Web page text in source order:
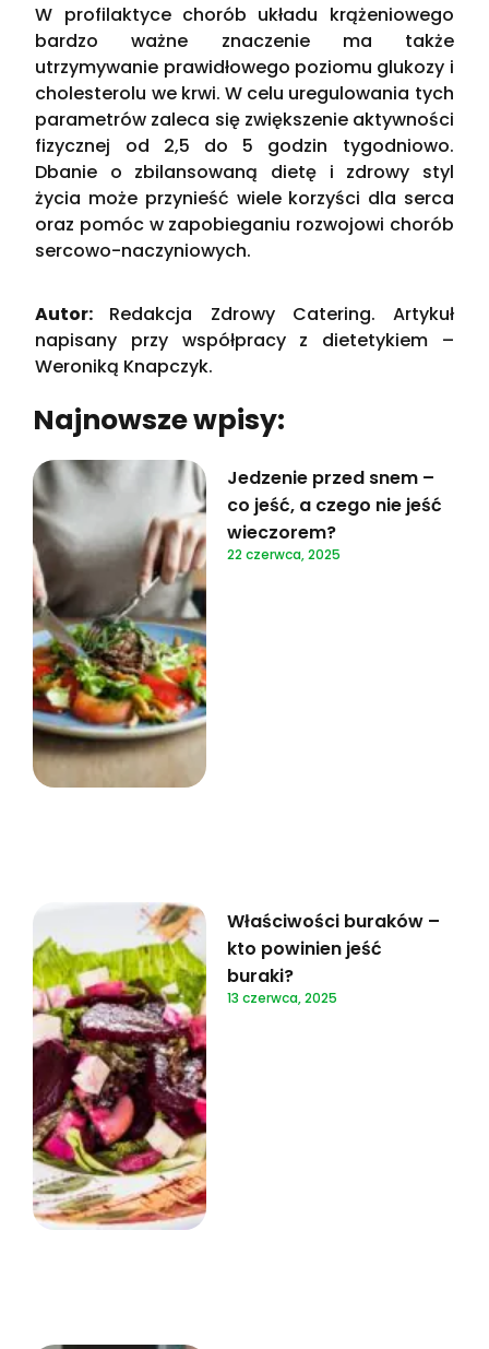
W profilaktyce chorób układu krążeniowego
bardzo ważne znaczenie ma także
utrzymywanie prawidłowego poziomu glukozy i
cholesterolu we krwi. W celu uregulowania tych
parametrów zaleca się zwiększenie aktywności
fizycznej od 2,5 do 5 godzin tygodniowo.
Dbanie o zbilansowaną dietę i zdrowy styl
życia może przynieść wiele korzyści dla serca
oraz pomóc w zapobieganiu rozwojowi chorób
sercowo-naczyniowych.
Autor: Redakcja Zdrowy Catering. Artykuł
napisany przy współpracy z dietetykiem –
Weroniką Knapczyk.
Najnowsze wpisy:
Jedzenie przed snem –
co jeść, a czego nie jeść
wieczorem?
22 czerwca, 2025
Właściwości buraków –
kto powinien jeść
buraki?
13 czerwca, 2025